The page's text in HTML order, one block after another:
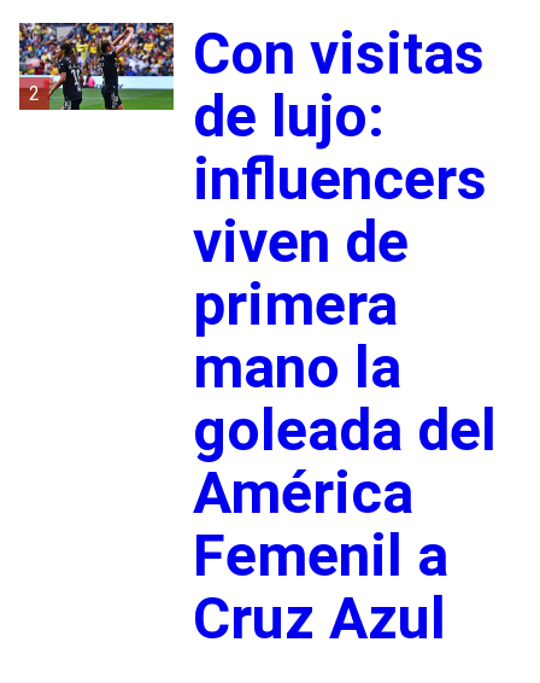
2
Con visitas
de lujo:
influencers
viven de
primera
mano la
goleada del
América
Femenil a
Cruz Azul